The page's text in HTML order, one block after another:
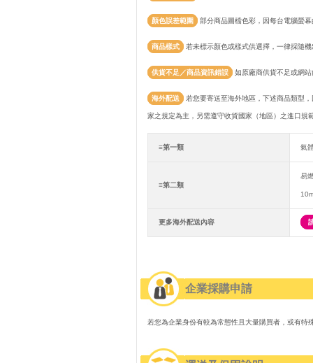
顏色誤差範圍 部分商品圖檔色彩，因每台電腦螢
商品樣式 若未標示顏色或樣式供選擇，一律採隨
供貨不足／商品資訊錯誤 如原廠商供貨不足或網
海外配送 若您要寄送至海外地區，下述商品類型
家之規定為主，另需遵守收貨國家（地區）之進口規
≡第一類 氣
≡第二類
易
更多海外配送內容
企業採購申請
若您為企業身份有較為常態性且大量購買者，或有特